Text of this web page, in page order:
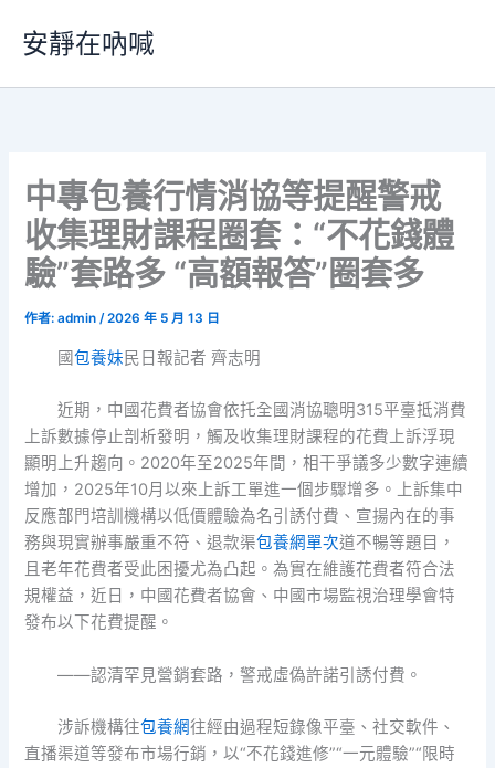
要
安靜在吶喊
中專包養行情消協等提醒警戒
收集理財課程圈套：“不花錢體
驗”套路多 “高額報答”圈套多
作者:admin/2026 年 5 月 13 日
國包養妹民日報記者 齊志明
近期，中國花費者協會依托全國消協聰明315平臺抵消費
上訴數據停止剖析發明，觸及收集理財課程的花費上訴浮現
顯明上升趨向。2020年至2025年間，相干爭議多少數字連續
增加，2025年10月以來上訴工單進一個步驟增多。上訴集中
反應部門培訓機構以低價體驗為名引誘付費、宣揚內在的事
務與現實辦事嚴重不符、退款渠包養網單次道不暢等題目，
且老年花費者受此困擾尤為凸起。為實在維護花費者符合法
規權益，近日，中國花費者協會、中國市場監視治理學會特
發布以下花費提醒。
——認清罕見營銷套路，警戒虛偽許諾引誘付費。
涉訴機構往包養網往經由過程短錄像平臺、社交軟件、
直播渠道等發布市場行銷，以“不花錢進修”“一元體驗”“限時